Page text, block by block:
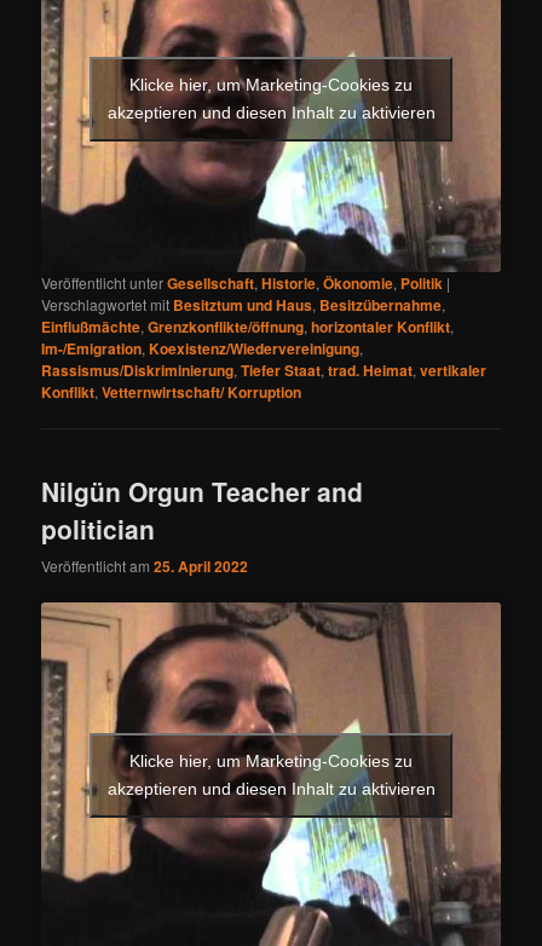
Klicke hier, um Marketing-Cookies zu
akzeptieren und diesen Inhalt zu aktivieren
Veröffentlicht unterGesellschaft,Historie,Ökonomie, Politik |
Verschlagwortet mit Besitztum und Haus, Besitzübernahme,
Einflußmächte,Grenzkonflikte/öffnung,horizontaler Konflikt,
Im-/Emigration,Koexistenz/Wiedervereinigung,
Rassismus/Diskriminierung,Tiefer Staat,trad. Heimat,vertikaler
Konflikt,Vetternwirtschaft/ Korruption
Nilgün Orgun Teacher and
politician
Veröffentlicht am25. April 2022
Klicke hier, um Marketing-Cookies zu
akzeptieren und diesen Inhalt zu aktivieren